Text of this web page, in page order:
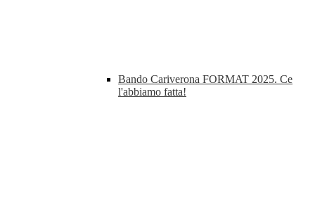
Bando Cariverona FORMAT 2025. Ce
l'abbiamo fatta!